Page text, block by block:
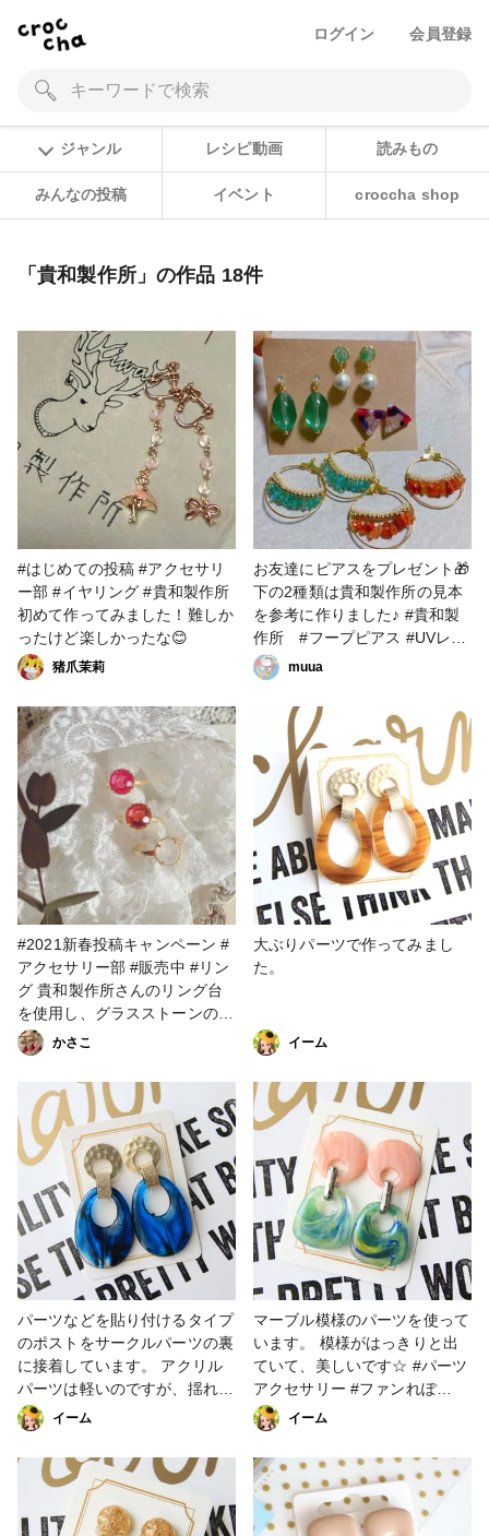
ログイン 会員登録
ジャンル レシピ動画 読みもの
みんなの投稿 イベント croccha shop
「貴和製作所」の作品 18件
#はじめての投稿 #アクセサリ
ー部 #イヤリング #貴和製作所
初めて作ってみました！難しか
ったけど楽しかったな😊
猪爪茉莉
お友達にピアスをプレゼント🎁
下の2種類は貴和製作所の見本
を参考に作りました♪ #貴和製
作所 #フープピアス #UVレジ
ン #樹脂ピアス #チタンピア
ス
muua
#2021新春投稿キャンペーン #
アクセサリー部 #販売中 #リン
グ 貴和製作所さんのリング台
を使用し、グラスストーンのド
ラゴンブレス(赤、ピンク)、ホ
ワイトオパールのリングを制作
しました。 ストーを傷つけず
にリング台の爪を平やっとこで
倒す時、慎重にかつストーンが
外れないよう微調整するのが以
外に時間がかかりました。 光
に当たると綺麗に輝き、ドラゴ
ンブレスは見る角度によってグ
ラスストーンの中に煌めく青色
のシアーが見え隠れするのがと
ても綺麗でお気に入りです
(*^^*) #minne #ホワイトオパー
ィンテージ #ヴィンテージパー
ツ #貴和製作所
かさこ
大ぶりパーツで作ってみまし
た。
イーム
パーツなどを貼り付けるタイプ
のポストをサークルパーツの裏
に接着しています。 アクリル
パーツは軽いのですが、揺れて
外れないといいなぁ。 #パーツ
アクセサリー #ファンれぽ
_partsclub #ピアス #夏色 #貴
和製作所
イーム
マーブル模様のパーツを使って
います。 模様がはっきりと出
ていて、美しいです☆ #パーツ
アクセサリー #ファンれぽ
_partsclub #ピアス #夏アクセ
サリー #イヤリング #貴和製作
所
イーム